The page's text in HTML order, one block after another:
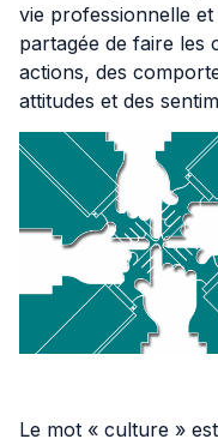
vie professionnelle et
partagée de faire les
actions, des
attitudes et des
Le mot « culture »